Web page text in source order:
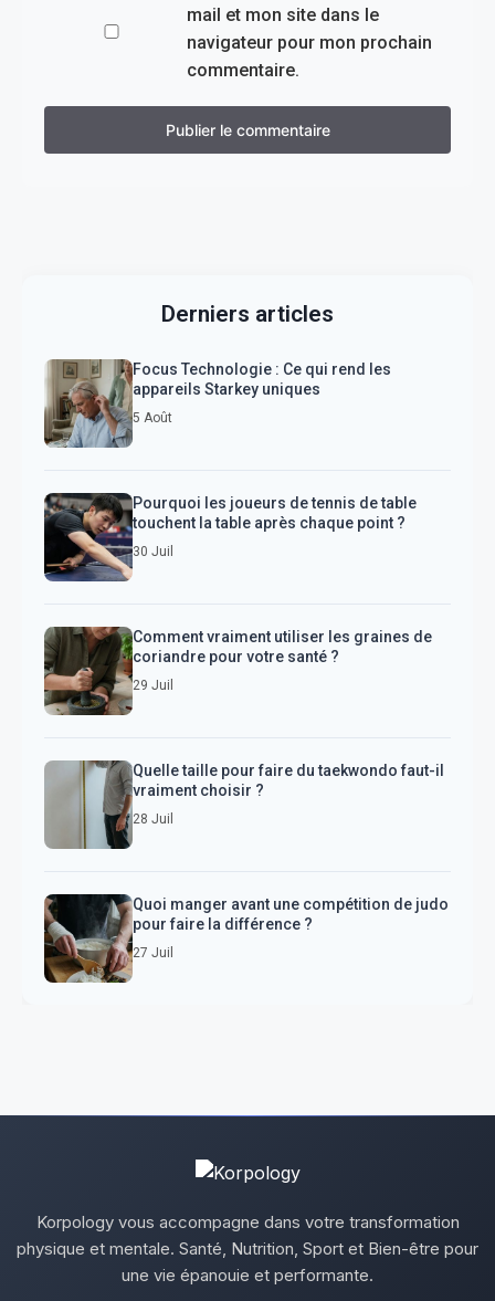
mail et mon site dans le
navigateur pour mon prochain
commentaire.
Derniers articles
Focus Technologie : Ce qui rend les
appareils Starkey uniques
5 Août
Pourquoi les joueurs de tennis de table
touchent la table après chaque point ?
30 Juil
Comment vraiment utiliser les graines de
coriandre pour votre santé ?
29 Juil
Quelle taille pour faire du taekwondo faut-il
vraiment choisir ?
28 Juil
Quoi manger avant une compétition de judo
pour faire la différence ?
27 Juil
Korpology vous accompagne dans votre transformation
physique et mentale. Santé, Nutrition, Sport et Bien-être pour
une vie épanouie et performante.